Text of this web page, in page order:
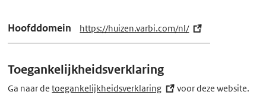
Hoofddomein https://huizen.varbi.com/nl/ (e
x
r
Toegankelijkheidsverklaring
Ga naar detoegankelijkheidsverklaring (externe
voor deze website.